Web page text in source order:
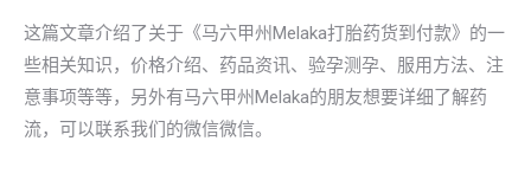
这篇文章介绍了关于《马六甲州Melaka打胎药货到付款》的一
些相关知识，价格介绍、药品资讯、验孕测孕、服用方法、注
意事项等等，另外有马六甲州Melaka的朋友想要详细了解药
流，可以联系我们的微信微信。